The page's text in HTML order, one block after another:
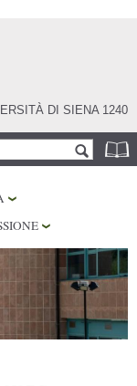
DI SIENA 1240
ricerca